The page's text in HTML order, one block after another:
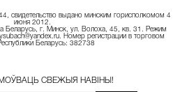
свидетельство выдано минским горисполкомом 4
июня 2012.
Беларусь, г. Минск, ул. Волоха, 45, кв. 31. Режим
Номер регистрации в торговом
Беларусь: 382738
СВЕЖЫЯ НАВІНЫ!